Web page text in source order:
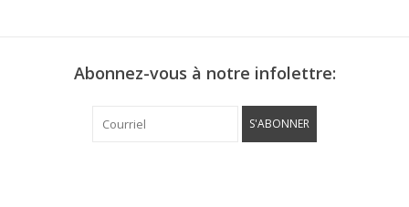
Abonnez-vous à notre infolettre:
S'ABONNER